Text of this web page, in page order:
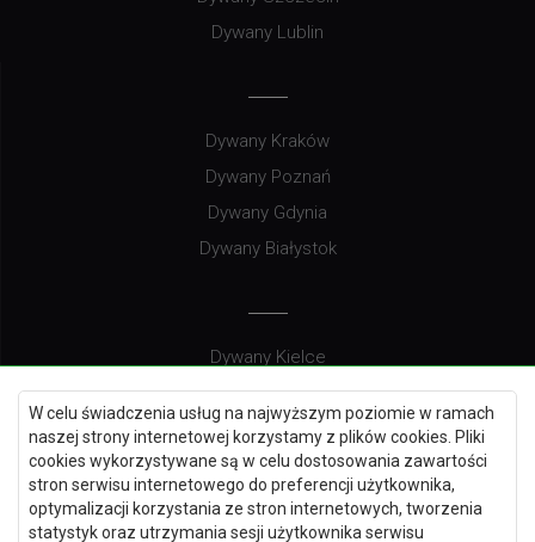
W celu świadczenia usług na najwyższym poziomie w ramach
naszej strony internetowej korzystamy z plików cookies. Pliki
cookies wykorzystywane są w celu dostosowania zawartości
stron serwisu internetowego do preferencji użytkownika,
optymalizacji korzystania ze stron internetowych, tworzenia
statystyk oraz utrzymania sesji użytkownika serwisu
Dywany Lublin
Dywany Kraków
Dywany Poznań
Dywany Gdynia
Dywany Białystok
Dywany Kielce
Dywany Gdańsk
Dywany Toruń
Dywany Bydgoszcz